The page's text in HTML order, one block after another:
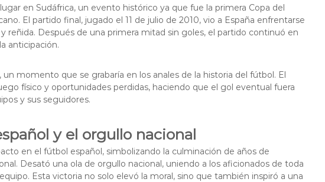
en Sudáfrica, un evento histórico ya que fue la primera Copa del
El partido final, jugado el 11 de julio de 2010, vio a España enfrentarse
reñida. Después de una primera mitad sin goles, el partido continuó en
anticipación.
momento que se grabaría en los anales de la historia del fútbol. El
físico y oportunidades perdidas, haciendo que el gol eventual fuera
y sus seguidores.
y el orgullo nacional
en el fútbol español, simbolizando la culminación de años de
Desató una ola de orgullo nacional, uniendo a los aficionados de toda
Esta victoria no solo elevó la moral, sino que también inspiró a una